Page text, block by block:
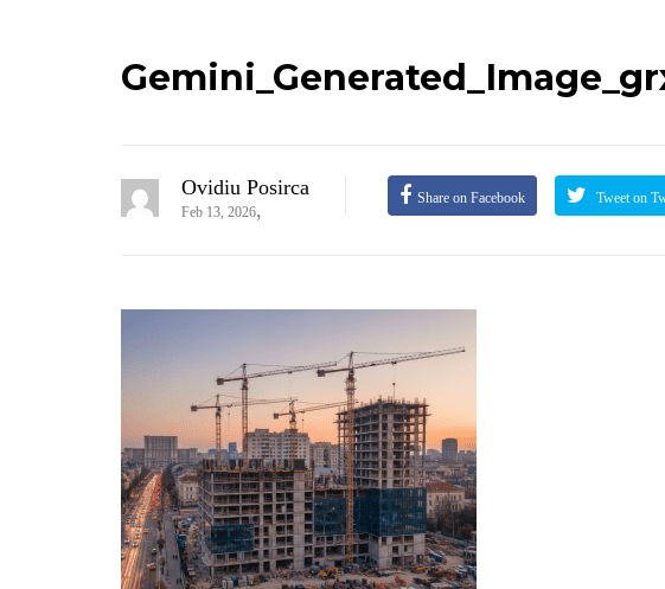
Ovidiu Posirca
Feb 13, 2026, Share on Facebook Tweet on